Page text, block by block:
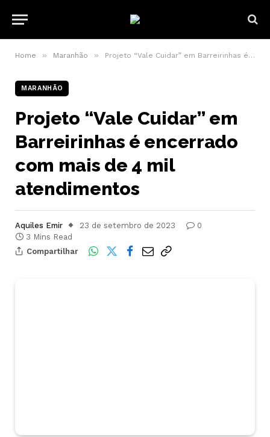
Home » Maranhão » Projeto “Vale Cuidar” em Barreirinhas é encerrado com mais de 4 mil atendimentos
MARANHÃO
Projeto “Vale Cuidar” em
Barreirinhas é encerrado
com mais de 4 mil
atendimentos
Aquiles Emir 23 de setembro de 2023
0
3 Mins Read
Compartilhar